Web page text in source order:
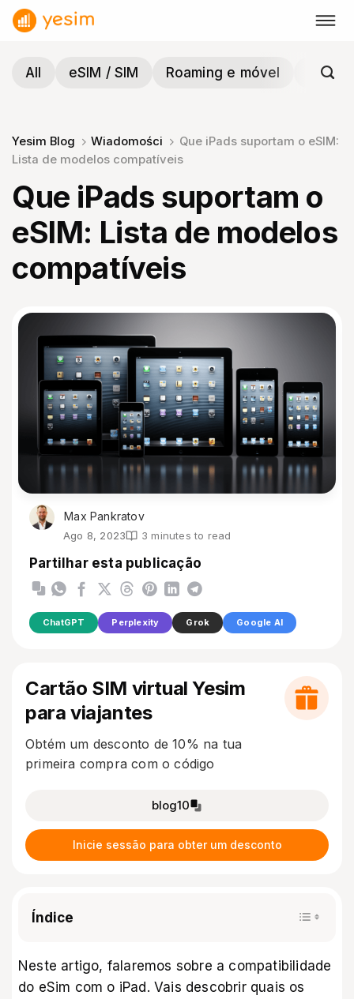
Skip
All
eSIM / SIM Roaming e móvel
Yesim Blog Wiadomości
Que iPads suportam o eSIM:
Lista de modelos compatíveis
Que iPads suportam o
eSIM: Lista de modelos
compatíveis
Max Pankratov
Ago 8, 2023 3 minutes to read
Partilhar esta publicação
ChatGPT Perplexity Grok Google AI
Cartão SIM virtual Yesim
para viajantes
Obtém um desconto de 10% na tua
primeira compra com o código
blog10
Inicie sessão para obter um desconto
Índice
Neste artigo, falaremos sobre a compatibilidade
do eSim com o iPad. Vais descobrir quais os